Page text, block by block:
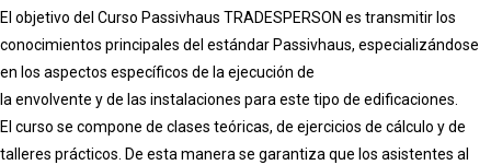
El objetivo del Curso Passivhaus TRADESPERSON es transmitir los
conocimientos principales del estándar Passivhaus, especializándose
en los aspectos específicos de la ejecución de
la envolvente y de las instalaciones para este tipo de edificaciones.
El curso se compone de clases teóricas, de ejercicios de cálculo y de
talleres prácticos. De esta manera se garantiza que los asistentes al